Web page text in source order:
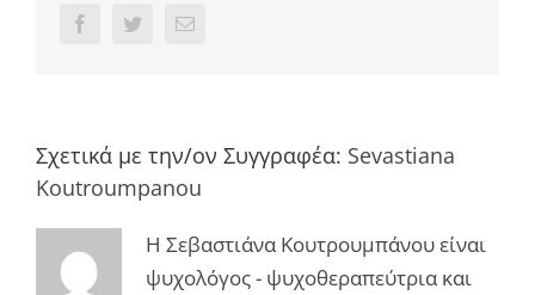
FacebookTwitterEmail
Σχετικά με την/ον Συγγραφέα: Sevastiana
Koutroumpanou
Η Σεβαστιάνα Κουτρουμπάνου είναι
ψυχολόγος - ψυχοθεραπεύτρια και